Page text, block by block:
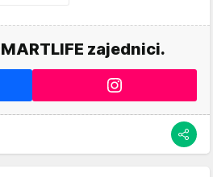
zajednici.